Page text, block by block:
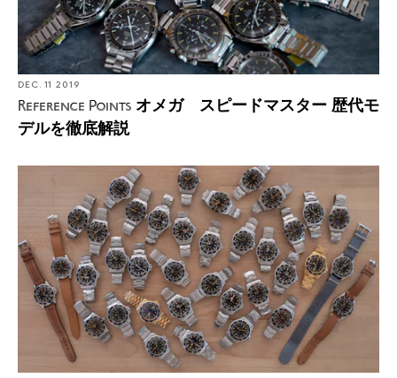
DEC. 11 2019
Reference Points オメガ スピードマスター 歴代モ
デルを徹底解説